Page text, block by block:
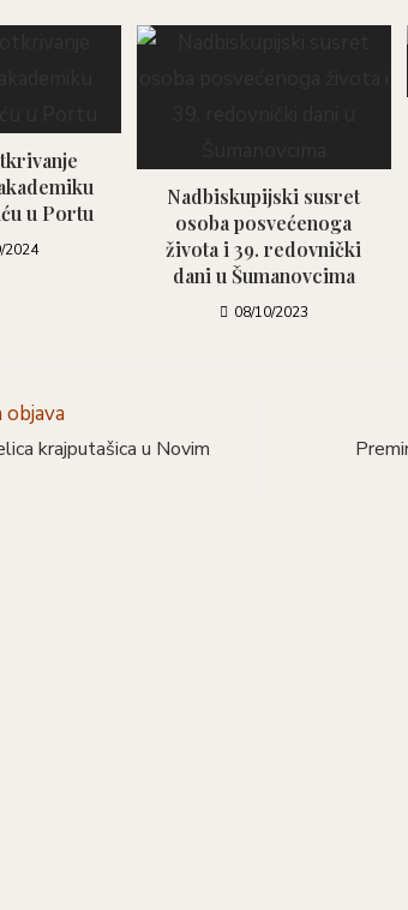
u Portu
2024
Nadbiskupijski susret
osoba posvećenoga
života i 39. redovnički
dani u Šumanovcima
08/10/2023
krajputašica u Novim